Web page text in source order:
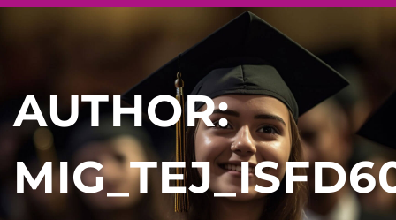
AUTHOR: